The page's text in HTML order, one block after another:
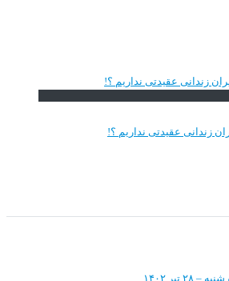
زندانی عقیدتی نداریم ؟!